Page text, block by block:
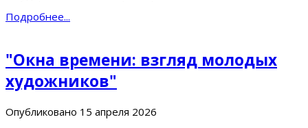
Подробнее...
"Окна времени: взгляд молодых
художников"
Опубликовано 15 апреля 2026